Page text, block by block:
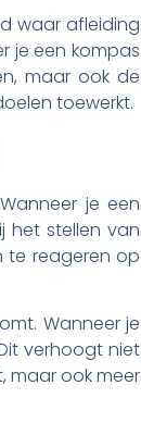
waar afleiding
je een kompas
maar ook de
toewerkt.
je een
het stellen van
te reageren op
Wanneer je
verhoogt niet
maar ook meer